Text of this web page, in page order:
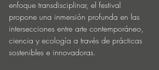
enfoque transdisciplinar, el festival
propone una inmersión profunda en las
intersecciones entre arte contemporáneo,
ciencia y ecología a través de prácticas
sostenibles e innovadoras.